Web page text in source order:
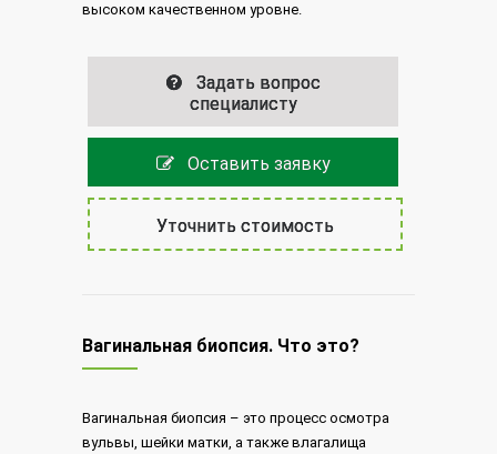
высоком качественном уровне.
Задать вопрос
специалисту
Оставить заявку
Уточнить стоимость
Вагинальная биопсия. Что это?
Вагинальная биопсия – это процесс осмотра
вульвы, шейки матки, а также влагалища